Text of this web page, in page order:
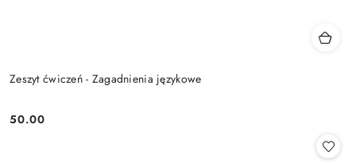
Zeszyt ćwiczeń - Zagadnienia językowe
Cena:
50.00